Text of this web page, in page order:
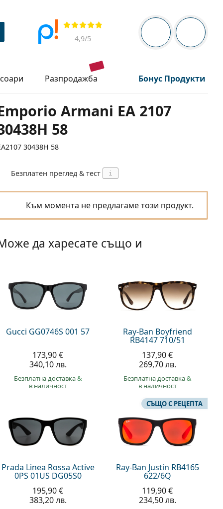
Navigation panel
Вие сте
Прегледи
4,9/5
разпродажба Бонус Продукти
Armani EA 2107
58
30438H 58
Безплатен преглед & тест i
Към момента не предлагаме този продукт.
да харесате също и
Gucci GG0746S 001 57
173,90 €
340,10 лв.
Безплатна доставка&
в наличност
Ray-Ban Boyfriend
RB4147 710/51
137,90 €
269,70 лв.
Безплатна доставка&
в наличност
Prada Linea Rossa Active
0PS 01US DG05S0
195,90 €
383,20 лв.
Ray-Ban Justin RB4165
622/6Q
СЪЩО С РЕЦЕПТА
119,90 €
234,50 лв.